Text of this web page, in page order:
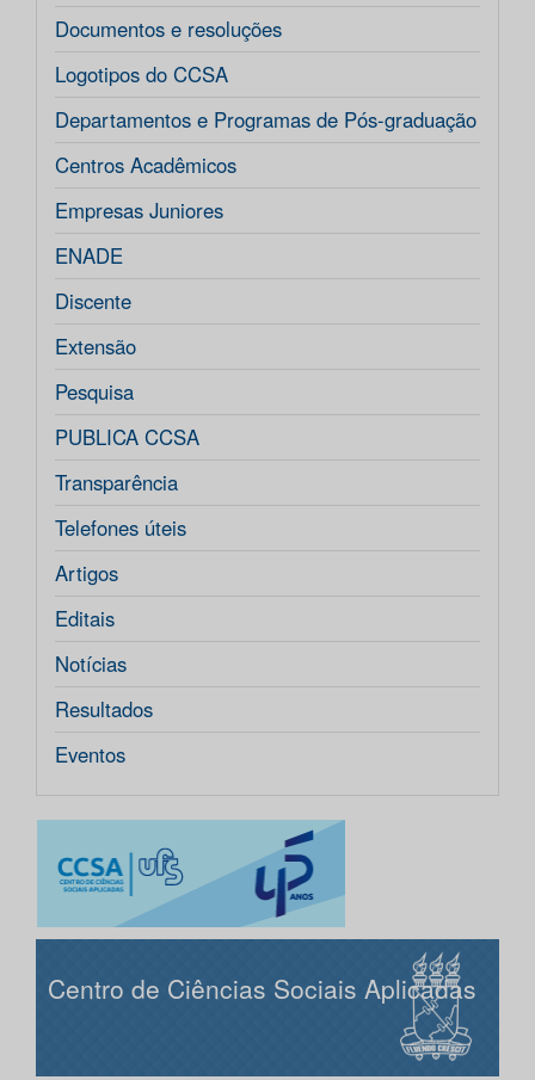
Documentos e resoluções
Logotipos do CCSA
Departamentos e Programas de Pós-graduação
Centros Acadêmicos
Empresas Juniores
ENADE
Discente
Extensão
Pesquisa
PUBLICA CCSA
Transparência
Telefones úteis
Artigos
Editais
Notícias
Resultados
Eventos
Centro de Ciências Sociais Aplicadas